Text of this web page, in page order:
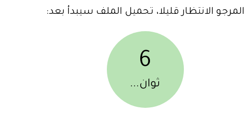
المرجو الانتظار قليلا، تحميل الملف سيبدأ بعد:
6
ثوان...